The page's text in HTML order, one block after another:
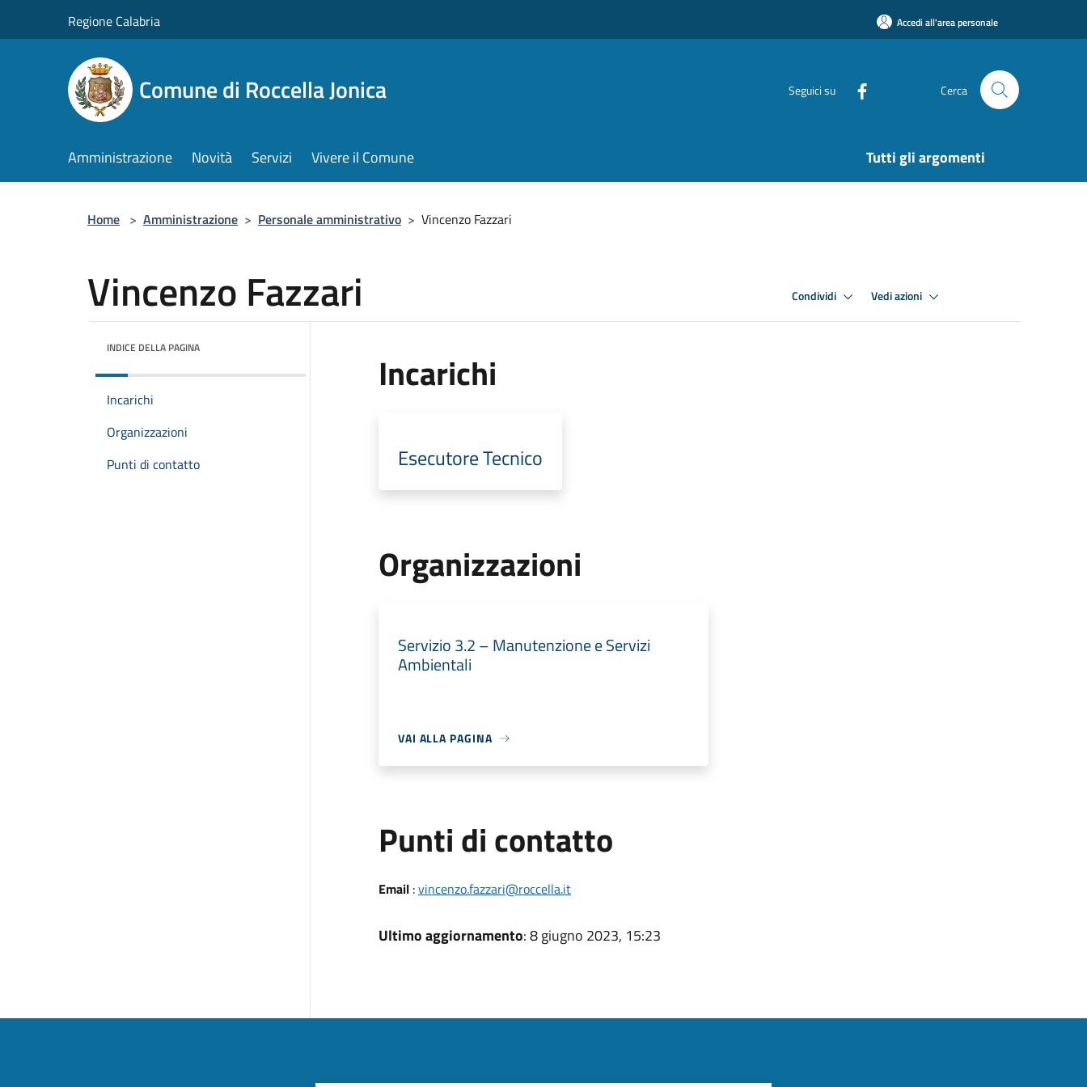
Regione Calabria Accedi all'area personale
Comune di Roccella Jonica Seguici su Cerca
Amministrazione Novità Servizi Vivere il Comune Tutti gli argomenti
Home > Amministrazione > Personale amministrativo > Vincenzo Fazzari
Vincenzo Fazzari Condividi Vedi azioni
INDICE DELLA PAGINA
Incarichi
Organizzazioni
Punti di contatto
Incarichi
Esecutore Tecnico
Organizzazioni
Servizio 3.2 – Manutenzione e Servizi
Ambientali
VAI ALLA PAGINA
Punti di contatto
Email:vincenzo.fazzari@roccella.it
Ultimo aggiornamento: 8 giugno 2023, 15:23